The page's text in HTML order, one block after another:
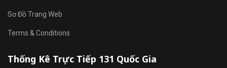
Sơ Đồ Trang Web
Terms & Conditions
Thống Kê Trực Tiếp 131 Quốc Gia